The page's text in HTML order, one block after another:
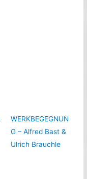
WERKBEGEGNUN
G – Alfred Bast &
Ulrich Brauchle